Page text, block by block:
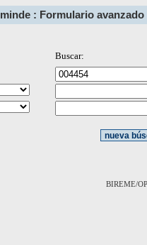
minde : Formulario avanzado
Buscar:
BIREME/